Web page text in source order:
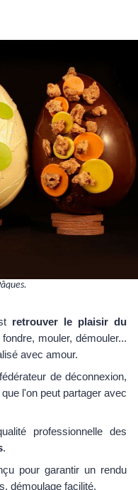
retrouver le plaisir du
mouler, démouler...
avec amour.
de déconnexion,
l'on peut partager avec
professionnelle des
.
pour garantir un rendu
démoulage facilité.